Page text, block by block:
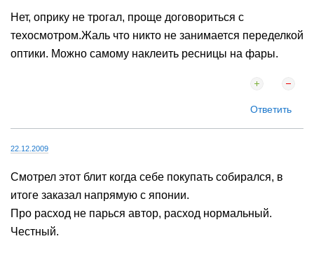
Нет, оприку не трогал, проще договориться с
техосмотром.Жаль что никто не занимается переделкой
оптики. Можно самому наклеить ресницы на фары.
Ответить
22.12.2009
Смотрел этот блит когда себе покупать собирался, в
итоге заказал напрямую с японии.
Про расход не парься автор, расход нормальный.
Честный.